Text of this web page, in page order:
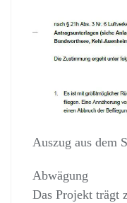
Auszug aus dem
Abwägung
Das Projekt trägt